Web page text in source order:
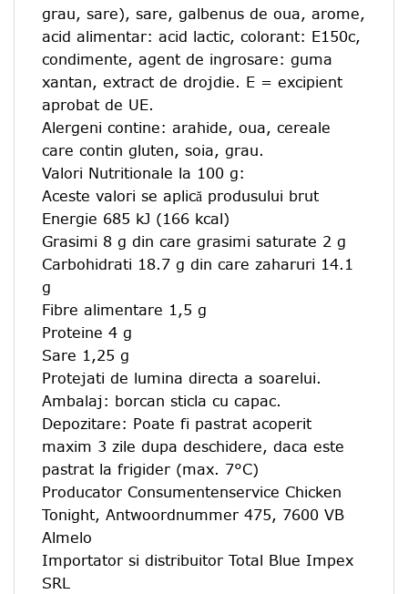
grau, sare), sare, galbenus de oua, arome,
acid alimentar: acid lactic, colorant: E150c,
condimente, agent de ingrosare: guma
xantan, extract de drojdie. E = excipient
aprobat de UE.
Alergeni contine: arahide, oua, cereale
care contin gluten, soia, grau.
Valori Nutritionale la 100 g:
Aceste valori se aplică produsului brut
Energie 685 kJ (166 kcal)
Grasimi 8 g din care grasimi saturate 2 g
Carbohidrati 18.7 g din care zaharuri 14.1
g
Fibre alimentare 1,5 g
Proteine ​​4 g
Sare 1,25 g
Protejati de lumina directa a soarelui.
Ambalaj: borcan sticla cu capac.
Depozitare: Poate fi pastrat acoperit
maxim 3 zile dupa deschidere, daca este
pastrat la frigider (max. 7°C)
Producator Consumentenservice Chicken
Tonight, Antwoordnummer 475, 7600 VB
Almelo
Importator si distribuitor Total Blue Impex
SRL